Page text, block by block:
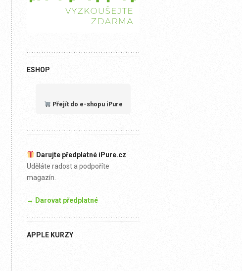
ESHOP
Přejít do e-shopu iPure
Darujte předplatné iPure.cz
Uděláte radost a podpoříte
magazín.
→ Darovat předplatné
APPLE KURZY